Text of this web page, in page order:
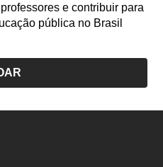
e contribuir para
pública no Brasil